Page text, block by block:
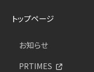
トップページ
お知らせ
PRTIMES